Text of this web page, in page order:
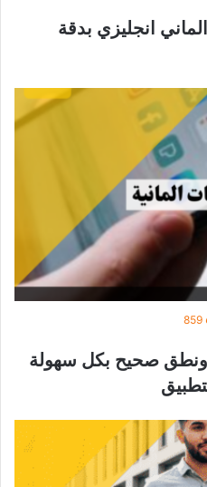
الماني انجليزي بدقة
859
ونطق صحيح بكل سهولة